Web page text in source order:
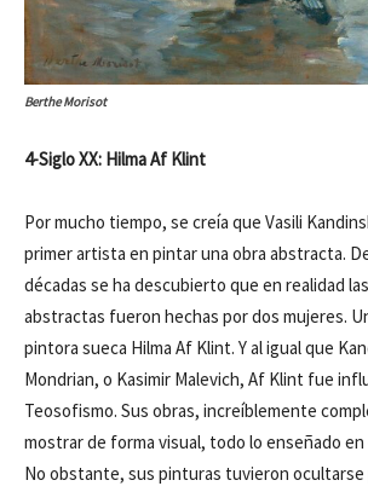
Berthe Morisot
4-Siglo XX: Hilma Af Klint
Por mucho tiempo, se creía que Vasili
primer artista en pintar una obra abstracta.
décadas se ha descubierto que en realidad
abstractas fueron hechas por dos mujeres.
pintora sueca Hilma Af Klint. Y al igual que
Mondrian, o Kasimir Malevich, Af Klint fue
Teosofismo. Sus obras, increíblemente
mostrar de forma visual, todo lo enseñado
No obstante, sus pinturas tuvieron ocultarse